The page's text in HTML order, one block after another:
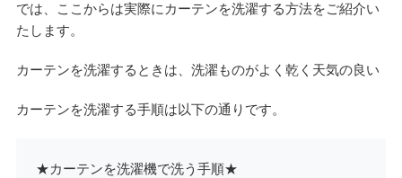
では、ここからは実際にカーテンを洗濯する方法をご紹介い
たします。
カーテンを洗濯するときは、洗濯ものがよく乾く天気の良い
カーテンを洗濯する手順は以下の通りです。
★カーテンを洗濯機で洗う手順★